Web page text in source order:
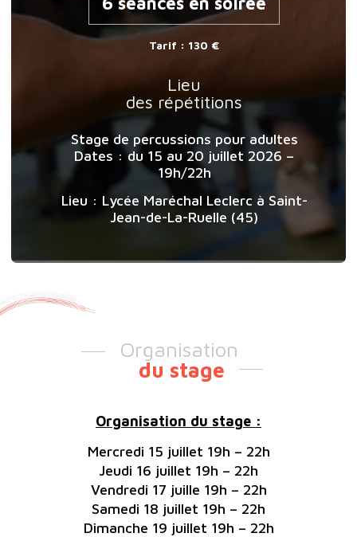
Tarif : 130 €
Lieu
des répétitions
Stage de percussions pour adultes
Dates : du 15 au 20 juillet 2026 –
19h/22h
Lieu : Lycée Maréchal Leclerc à Saint-
Jean-de-La-Ruelle (45)
Organisation
du stage
Organisation du stage :
Mercredi 15 juillet 19h – 22h
Jeudi 16 juillet 19h – 22h
Vendredi 17 juille 19h – 22h
Samedi 18 juillet 19h – 22h
Dimanche 19 juillet 19h – 22h